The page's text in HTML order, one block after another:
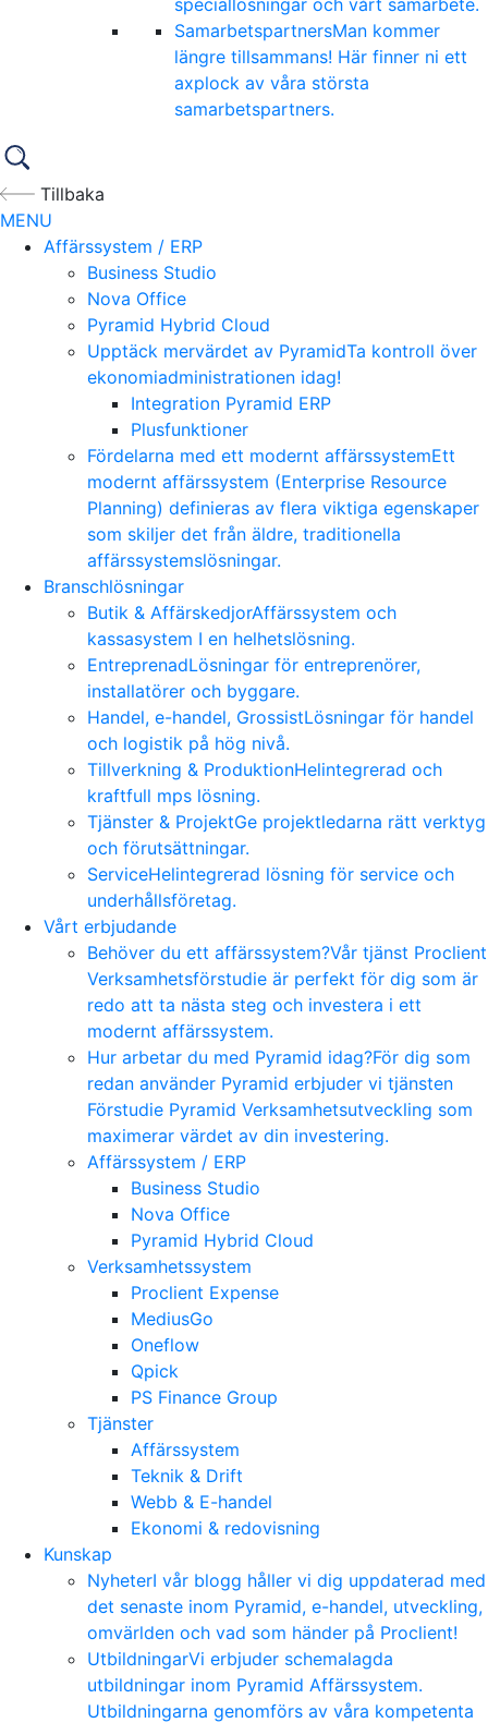
SamarbetspartnersMan kommer
längre tillsammans! Här finner ni ett
axplock av våra största
samarbetspartners.
Tillbaka
MENU
Affärssystem / ERP
Business Studio
Nova Office
Pyramid Hybrid Cloud
Upptäck mervärdet av PyramidTa kontroll över
ekonomiadministrationen idag!
Integration Pyramid ERP
Plusfunktioner
Fördelarna med ett modernt affärssystemEtt
modernt affärssystem (Enterprise Resource
Planning) definieras av flera viktiga egenskaper
som skiljer det från äldre, traditionella
affärssystemslösningar.
Branschlösningar
Butik & AffärskedjorAffärssystem och
kassasystem I en helhetslösning.
EntreprenadLösningar för entreprenörer,
installatörer och byggare.
Handel, e-handel, GrossistLösningar för handel
och logistik på hög nivå.
Tillverkning & ProduktionHelintegrerad och
kraftfull mps lösning.
Tjänster & ProjektGe projektledarna rätt verktyg
och förutsättningar.
ServiceHelintegrerad lösning för service och
underhållsföretag.
Vårt erbjudande
Behöver du ett affärssystem?Vår tjänst Proclient
Verksamhetsförstudie är perfekt för dig som är
redo att ta nästa steg och investera i ett
modernt affärssystem.
Hur arbetar du med Pyramid idag?För dig som
redan använder Pyramid erbjuder vi tjänsten
Förstudie Pyramid Verksamhetsutveckling som
maximerar värdet av din investering.
Affärssystem / ERP
Business Studio
Nova Office
Pyramid Hybrid Cloud
Verksamhetssystem
Proclient Expense
MediusGo
Oneflow
Qpick
PS Finance Group
Tjänster
Affärssystem
Teknik & Drift
Webb & E-handel
Ekonomi & redovisning
Kunskap
NyheterI vår blogg håller vi dig uppdaterad med
det senaste inom Pyramid, e-handel, utveckling,
omvärlden och vad som händer på Proclient!
UtbildningarVi erbjuder schemalagda
utbildningar inom Pyramid Affärssystem.
Utbildningarna genomförs av våra kompetenta